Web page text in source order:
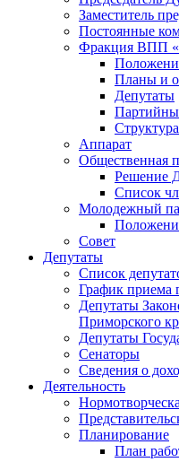
Заместитель
Постоянные
Фракция ВПП
Планы и
Депутаты
Структура
Аппарат
Общественная
Решение
Список
Молодежный
Совет
Депутаты
Список
График приема
Депутаты
Приморского
Депутаты
Сенаторы
Сведения о
Деятельность
Планирование
План